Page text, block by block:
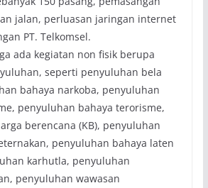
jalan, perluasan jaringan internet
PT. Telkomsel.
ada kegiatan non fisik berupa
seperti penyuluhan bela
bahaya narkoba, penyuluhan
penyuluhan bahaya terorisme,
berencana (KB), penyuluhan
penyuluhan bahaya laten
karhutla, penyuluhan
penyuluhan wawasan